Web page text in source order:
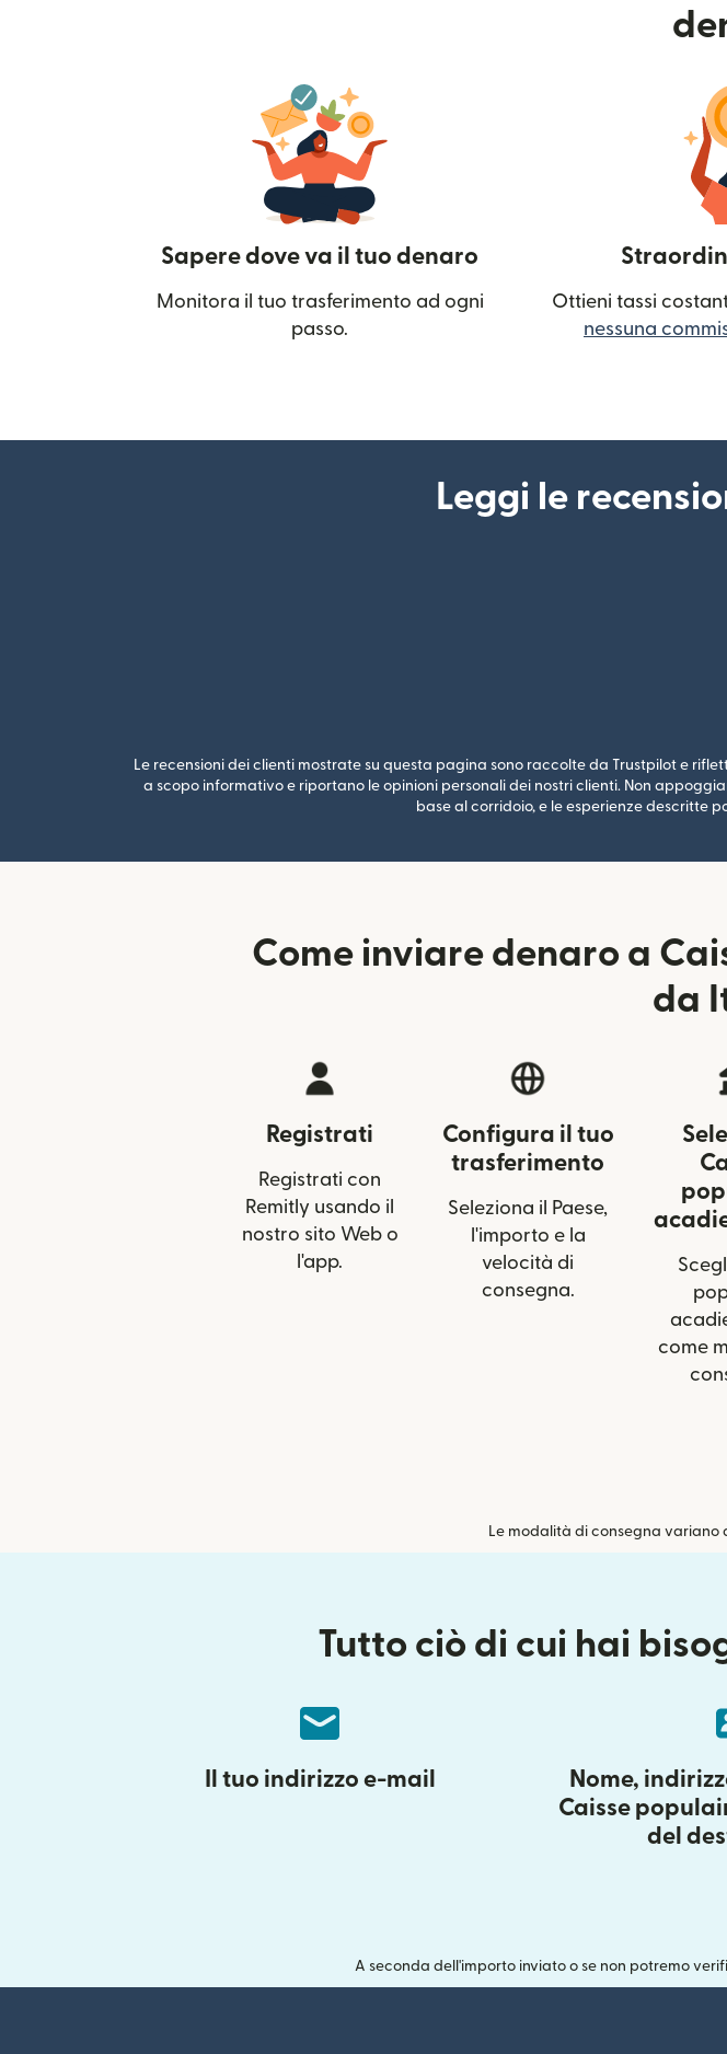
Sapere dove va il tuo denaro
Monitora il tuo trasferimento ad ogni
passo.
Ottieni tassi
nessuna
Leggi le
Le recensioni dei clienti mostrate su questa pagina sono raccolte da Trustpilot e
a scopo informativo e riportano le opinioni personali dei nostri clienti. Non
base al corridoio, e le esperienze descritte
Come inviare denaro a
da
Registrati
Registrati con
Remitly usando il
nostro sito Web o
l'app.
Configura il tuo
trasferimento
Seleziona il Paese,
l'importo e la
velocità di
consegna.
come
Le modalità di consegna variano
Tutto ciò di cui hai
Il tuo indirizzo e-mail
Nome,
Caisse
del
A seconda dell'importo inviato o se non potremo